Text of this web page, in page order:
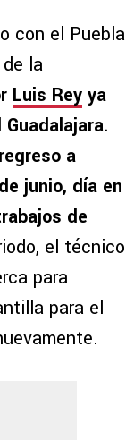
con el Puebla
la
Luis Rey ya
a
junio, día en
de
el técnico
para
para el